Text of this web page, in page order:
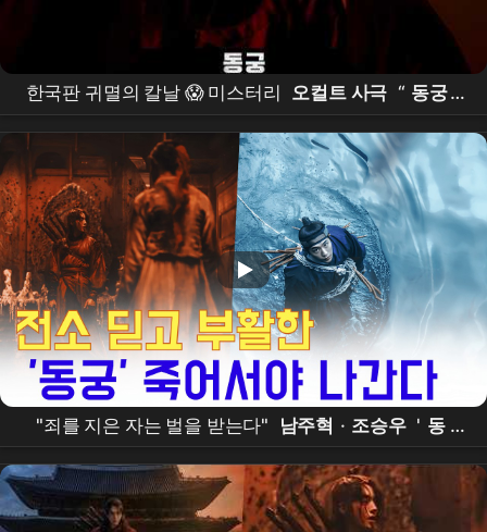
한국판 귀멸의 칼날 😱 미스터리 오컬트 사극 “ 동궁 ”
떴다!! # 동궁 #theeastpalace #netflixkr # 남주혁 #
노윤서
"죄를 지은 자는 벌을 받는다" 남주혁 · 조승우 ' 동
궁 ', 전소 위기 이겨내고 7월 17일 공개